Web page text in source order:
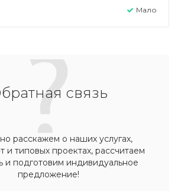
Мало
связь
расскажем о наших услугах,
и типовых проектах, рассчитаем
и подготовим индивидуальное
предложение!